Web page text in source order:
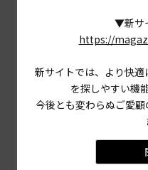
エドウイン流ワークウ
▼新サ
https://
新サイトでは、より快
を探しやすい機
今後とも変わらぬご愛